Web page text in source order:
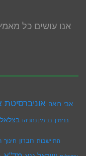
אנו עושים כל
אבי רואה אוניברסיטת
בנימין בנימין נתניהו
התיישבות חברון חינוך